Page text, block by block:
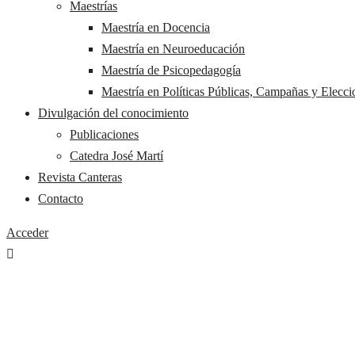
Maestrías
Maestría en Docencia
Maestría en Neuroeducación
Maestría de Psicopedagogía
Maestría en Políticas Públicas, Campañas y
Divulgación del conocimiento
Publicaciones
Catedra José Martí
Revista Canteras
Contacto
Acceder